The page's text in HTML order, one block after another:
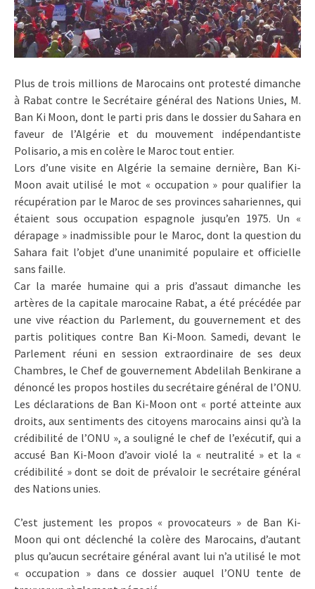
Plus de trois millions de Marocains ont protesté dimanche
à Rabat contre le Secrétaire général des Nations Unies, M.
Ban Ki Moon, dont le parti pris dans le dossier du Sahara en
faveur de l’Algérie et du mouvement indépendantiste
Polisario, a mis en colère le Maroc tout entier.
Lors d’une visite en Algérie la semaine dernière, Ban Ki-
Moon avait utilisé le mot « occupation » pour qualifier la
récupération par le Maroc de ses provinces sahariennes, qui
étaient sous occupation espagnole jusqu’en 1975. Un «
dérapage » inadmissible pour le Maroc, dont la question du
Sahara fait l’objet d’une unanimité populaire et officielle
sans faille.
Car la marée humaine qui a pris d’assaut dimanche les
artères de la capitale marocaine Rabat, a été précédée par
une vive réaction du Parlement, du gouvernement et des
partis politiques contre Ban Ki-Moon. Samedi, devant le
Parlement réuni en session extraordinaire de ses deux
Chambres, le Chef de gouvernement Abdelilah Benkirane a
dénoncé les propos hostiles du secrétaire général de l’ONU.
Les déclarations de Ban Ki-Moon ont « porté atteinte aux
droits, aux sentiments des citoyens marocains ainsi qu’à la
crédibilité de l’ONU », a souligné le chef de l’exécutif, qui a
accusé Ban Ki-Moon d’avoir violé la « neutralité » et la «
crédibilité » dont se doit de prévaloir le secrétaire général
des Nations unies.
C’est justement les propos « provocateurs » de Ban Ki-
Moon qui ont déclenché la colère des Marocains, d’autant
plus qu’aucun secrétaire général avant lui n’a utilisé le mot
« occupation » dans ce dossier auquel l’ONU tente de